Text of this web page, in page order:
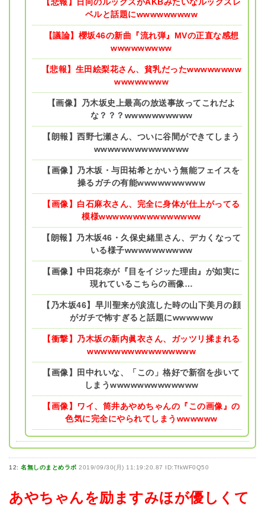
ベルと話題にwwwwwwwww
【議論】櫻坂46の新曲『流れ弾』MVの正直な感想
wwwwwwwww
【悲報】生田絵梨花さん、貧乳だったwwwwwwww
wwwwwwww
【画像】乃木坂史上最高の放送事故ってこれだよ
な？？？wwwwwwwwww
【朗報】西野七瀬さん、ついに谷間ができてしまう
wwwwwwwwwwwwww
【画像】乃木坂・与田祐希とかいう無能フェイスを
操るガチの有能wwwwwwwwww
【画像】白石麻衣さん、完全に身体が仕上がってる
模様wwwwwwwwwwwwwww
【朗報】乃木坂46・久保史緒里さん、デカくなって
いる様子wwwwwwwwww
【画像】中田花奈が『目をイジッた理由』が如実に
現れているこちらの画像…
【乃木坂46】早川聖来が涙流した時の山下美月の顔
がガチで怖すぎると話題にwwwwww
【衝撃】乃木坂の新内眞衣さん、ガッツリ揉まれる
wwwwwwwwwwwwwwww
【画像】田中れいな、「この」格好で新宿を歩いて
しまうwwwwwwwwwwwww
【画像】ワイ、筒井あやめちゃんの『この画像』の
色気に完全にやられてしまうwwwwww
12: 名無しのまとめラボ 2019/09/30(月) 11:19:20.87 ID:TfkWF0Q50
あやちゃんを励ますみほが優しくて